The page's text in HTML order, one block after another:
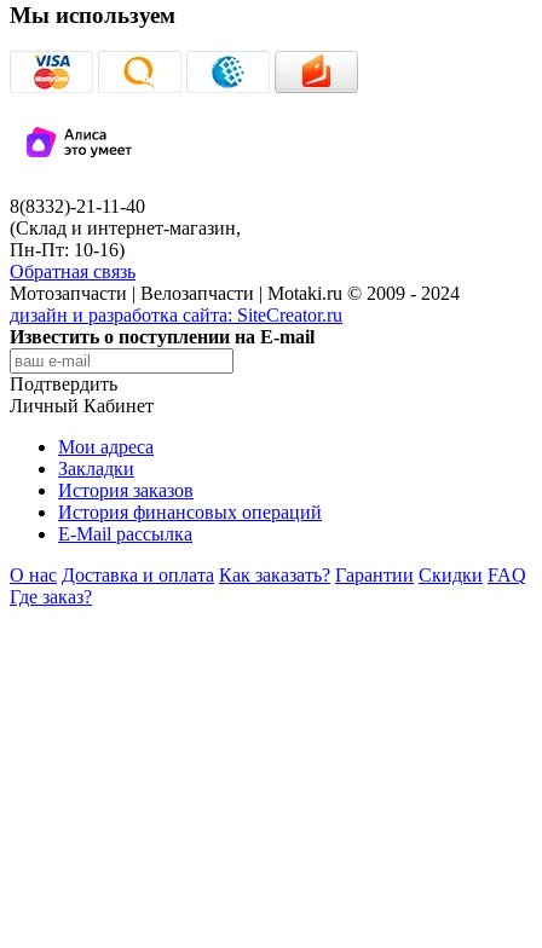
Мы используем
8(8332)-21-11-40
(Склад и интернет-магазин,
Пн-Пт: 10-16)
Обратная связь
Мотозапчасти | Велозапчасти | Motaki.ru © 2009 - 2024
дизайн и разработка сайта: SiteCreator.ru
Известить о поступлении на E-mail
Подтвердить
Личный Кабинет
Мои адреса
Закладки
История заказов
История финансовых операций
E-Mail рассылка
О нас Доставка и оплата Как заказать? Гарантии Скидки FAQ
Где заказ?